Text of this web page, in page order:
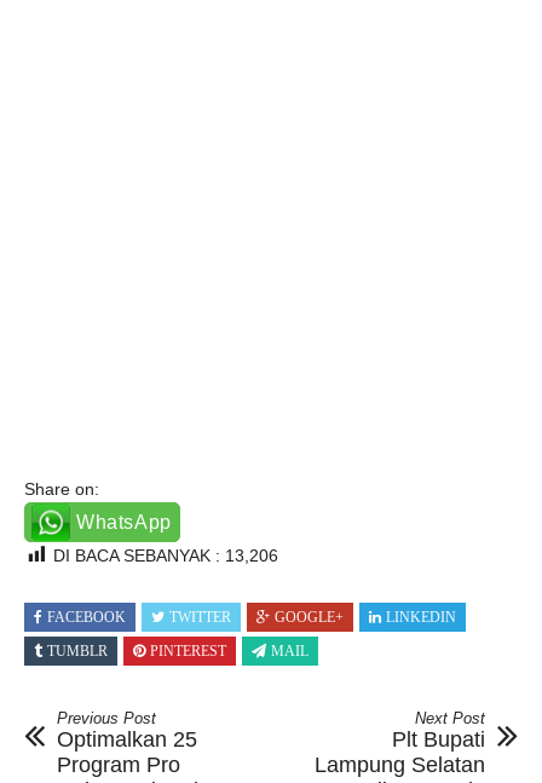
Share on:
WhatsApp
DI BACA SEBANYAK : 13,206
FACEBOOK TWITTER GOOGLE+
LINKEDIN
TUMBLR
PINTEREST MAIL
Previous Post
Optimalkan 25
Program Pro
Next Post
Plt Bupati
Lampung Selatan